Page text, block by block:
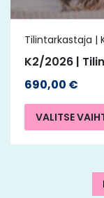
Tilintarkastaja |
K2/2026 |
690,00 €
VALITSE